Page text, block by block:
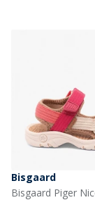
Bisgaard